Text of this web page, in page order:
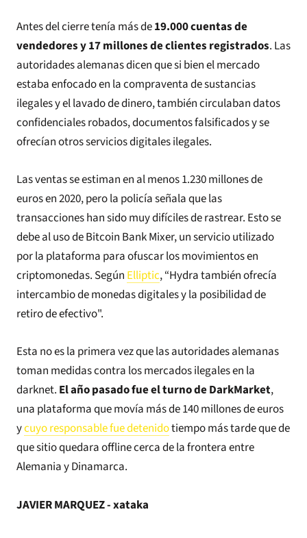
Antes del cierre tenía más de19.000 cuentas de
vendedores y 17 millones de clientes registrados. Las
autoridades alemanas dicen que si bien el mercado
estaba enfocado en la compraventa de sustancias
ilegales y el lavado de dinero, también circulaban datos
confidenciales robados, documentos falsificados y se
ofrecían otros servicios digitales ilegales.
Las ventas se estiman en al menos 1.230 millones de
euros en 2020, pero la policía señala que las
transacciones han sido muy difíciles de rastrear. Esto se
debe al uso de Bitcoin Bank Mixer, un servicio utilizado
por la plataforma para ofuscar los movimientos en
criptomonedas. Según Elliptic, “Hydra también ofrecía
intercambio de monedas digitales y la posibilidad de
retiro de efectivo".
Esta no es la primera vez que las autoridades alemanas
toman medidas contra los mercados ilegales en la
darknet. El año pasado fue el turno de DarkMarket,
una plataforma que movía más de 140 millones de euros
ycuyo responsable fue detenidotiempo más tarde que de
que sitio quedara offline cerca de la frontera entre
Alemania y Dinamarca.
JAVIER MARQUEZ - xataka